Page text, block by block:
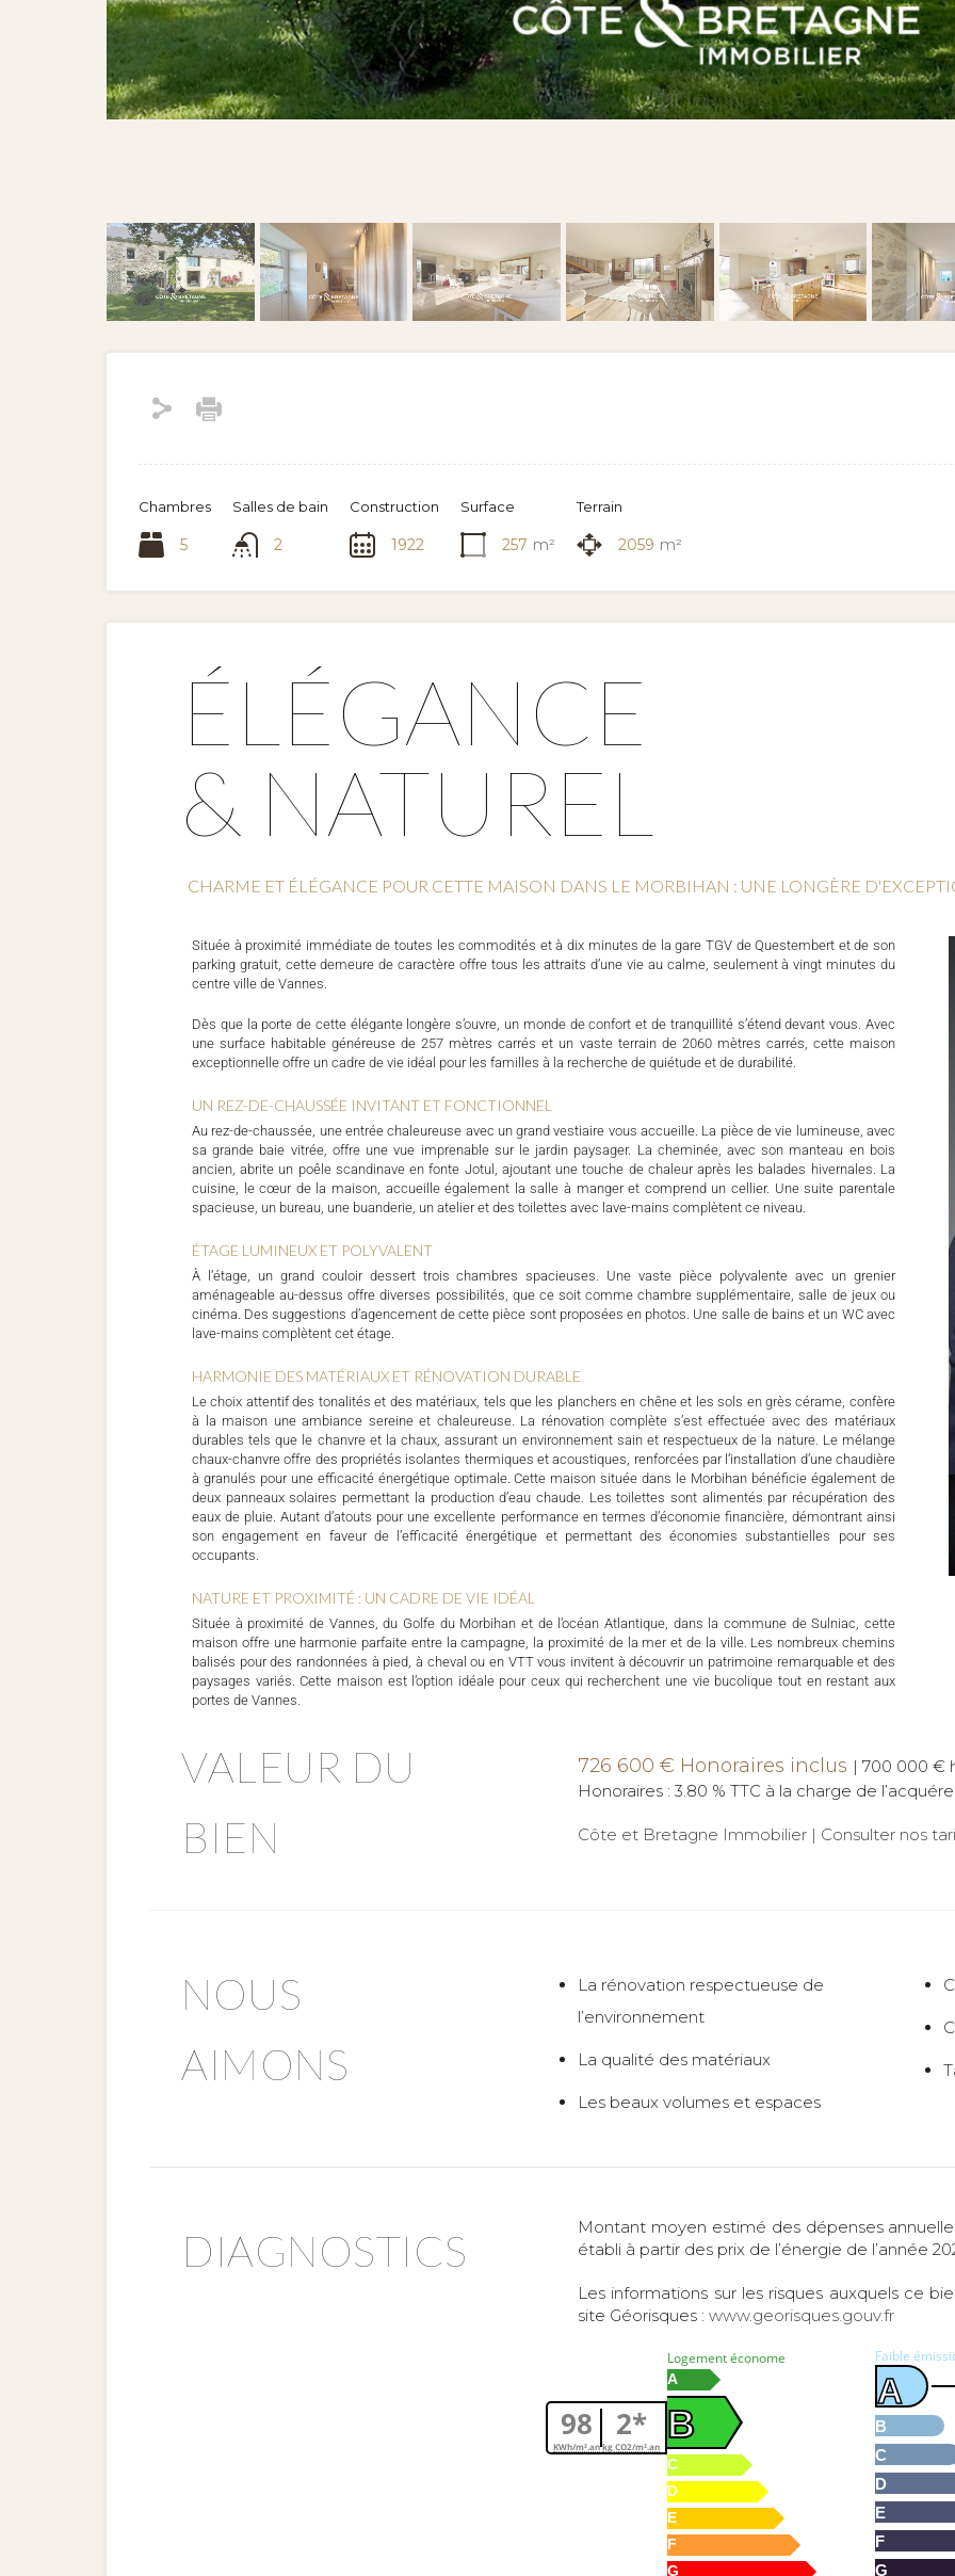
Chambres
5
Salles de bain
2
Construction
1922
Surface
257 m²
Terrain
2059 m²
ÉLÉGANCE
& NATUREL
CHARME ET ÉLÉGANCE POUR CETTE MAISON DANS LE MORBIHAN : UNE LONGÈRE
Située à proximité immédiate de toutes les commodités et à dix minutes de la gare TGV de Questembert et de son
parking gratuit, cette demeure de caractère offre tous les attraits d’une vie au calme, seulement à vingt minutes du
centre ville de Vannes.
Dès que la porte de cette élégante longère s’ouvre, un monde de confort et de tranquillité s’étend devant vous. Avec
une surface habitable généreuse de 257 mètres carrés et un vaste terrain de 2060 mètres carrés, cette maison
exceptionnelle offre un cadre de vie idéal pour les familles à la recherche de quiétude et de durabilité.
UN REZ-DE-CHAUSSÉE INVITANT ET FONCTIONNEL
Au rez-de-chaussée, une entrée chaleureuse avec un grand vestiaire vous accueille. La pièce de vie lumineuse, avec
sa grande baie vitrée, offre une vue imprenable sur le jardin paysager. La cheminée, avec son manteau en bois
ancien, abrite un poêle scandinave en fonte Jotul, ajoutant une touche de chaleur après les balades hivernales. La
cuisine, le cœur de la maison, accueille également la salle à manger et comprend un cellier. Une suite parentale
spacieuse, un bureau, une buanderie, un atelier et des toilettes avec lave-mains complètent ce niveau.
ÉTAGE LUMINEUX ET POLYVALENT
À l’étage, un grand couloir dessert trois chambres spacieuses. Une vaste pièce polyvalente avec un grenier
aménageable au-dessus offre diverses possibilités, que ce soit comme chambre supplémentaire, salle de jeux ou
cinéma. Des suggestions d’agencement de cette pièce sont proposées en photos. Une salle de bains et un WC avec
lave-mains complètent cet étage.
HARMONIE DES MATÉRIAUX ET RÉNOVATION DURABLE
Le choix attentif des tonalités et des matériaux, tels que les planchers en chêne et les sols en grès cérame, confère
à la maison une ambiance sereine et chaleureuse. La rénovation complète s’est effectuée avec des matériaux
durables tels que le chanvre et la chaux, assurant un environnement sain et respectueux de la nature. Le mélange
chaux-chanvre offre des propriétés isolantes thermiques et acoustiques, renforcées par l’installation d’une chaudière
à granulés pour une efficacité énergétique optimale. Cette maison située dans le Morbihan bénéficie également de
deux panneaux solaires permettant la production d’eau chaude. Les toilettes sont alimentés par récupération des
eaux de pluie. Autant d’atouts pour une excellente performance en termes d’économie financière, démontrant ainsi
son engagement en faveur de l’efficacité énergétique et permettant des économies substantielles pour ses
occupants.
NATURE ET PROXIMITÉ : UN CADRE DE VIE IDÉAL
Située à proximité de Vannes, du Golfe du Morbihan et de l’océan Atlantique, dans la commune de Sulniac, cette
maison offre une harmonie parfaite entre la campagne, la proximité de la mer et de la ville. Les nombreux chemins
balisés pour des randonnées à pied, à cheval ou en VTT vous invitent à découvrir un patrimoine remarquable et des
paysages variés. Cette maison est l’option idéale pour ceux qui recherchent une vie bucolique tout en restant aux
portes de Vannes.
VALEUR DU
BIEN
726 600 € Honoraires inclus | 700 000 €
Honoraires : 3.80 % TTC à la charge de
Côte et Bretagne Immobilier | Consulter nos
NOUS
AIMONS
La rénovation respectueuse de
l’environnement
La qualité des matériaux
Les beaux volumes et espaces
DIAGNOSTICS
Montant moyen estimé des dépenses
établi à partir des prix de l’énergie de l’année
Les informations sur les risques auxquels ce
site Géorisques :www.georisques.gouv.fr
98
KWh/m².an
2*
kg CO2/m².an
Logement économe
A
B
C
D
E
F
G
Faible
A
B
C
D
E
F
G